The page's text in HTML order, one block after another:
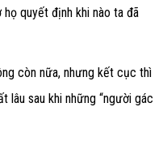
quyết định khi nào ta đã
còn nữa, nhưng kết cục thì
lâu sau khi những “người gác